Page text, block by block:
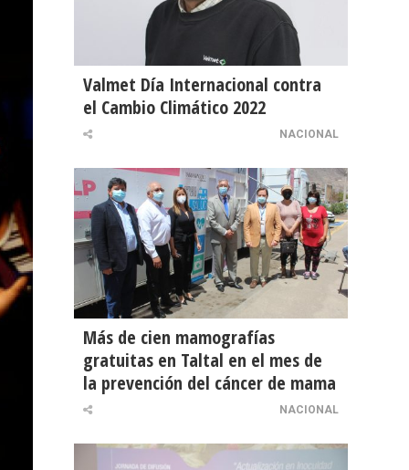
Valmet Día Internacional contra
el Cambio Climático 2022
NACIONAL
Más de cien mamografías
gratuitas en Taltal en el mes de
la prevención del cáncer de mama
NACIONAL